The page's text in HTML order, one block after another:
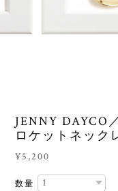
JENNY DAYCO
ロケットネック
¥5,200
数量